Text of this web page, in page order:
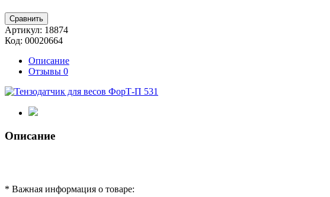
Сравнить
Артикул: 18874
Код: 00020664
Описание
Отзывы 0
Описание
* Важная информация о товаре: